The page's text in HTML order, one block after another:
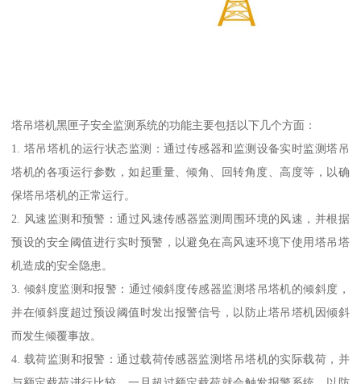
塔吊塔机黑匣子安全监测系统的功能主要包括以下几个方面：
1. 塔吊塔机的运行状态监测：通过传感器和监测设备实时监测塔吊
塔机的各项运行参数，如起重量、倾角、回转角度、高度等，以确
保塔吊塔机的正常运行。
2. 风速监测和预警：通过风速传感器监测周围环境的风速，并根据
预设的安全阈值进行实时预警，以避免在高风速环境下使用塔吊塔
机造成的安全隐患。
3. 倾斜度监测和报警：通过倾斜度传感器监测塔吊塔机的倾斜度，
并在倾斜度超过预设阈值时发出报警信号，以防止塔吊塔机因倾斜
而发生倾覆事故。
4. 载荷监测和报警：通过载荷传感器监测塔吊塔机的实际载荷，并